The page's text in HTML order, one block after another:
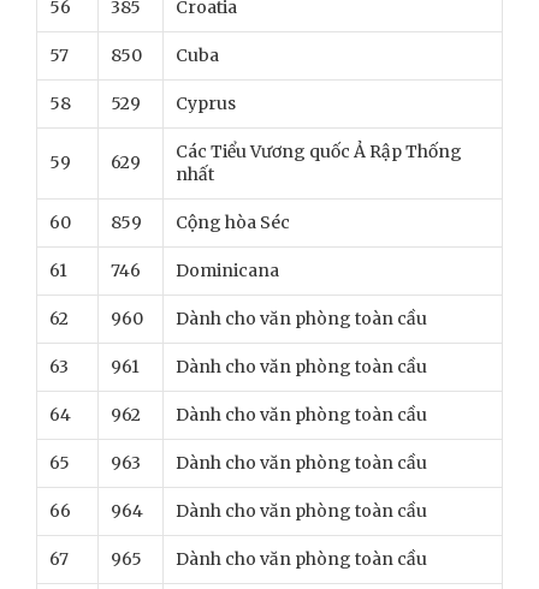
56 385 Croatia
57 850 Cuba
58 529 Cyprus
59 629
Các Tiểu Vương quốc Ả Rập Thống
nhất
60 859 Cộng hòa Séc
61 746 Dominicana
62 960 Dành cho văn phòng toàn cầu
63 961 Dành cho văn phòng toàn cầu
64 962 Dành cho văn phòng toàn cầu
65 963 Dành cho văn phòng toàn cầu
66 964 Dành cho văn phòng toàn cầu
67 965 Dành cho văn phòng toàn cầu